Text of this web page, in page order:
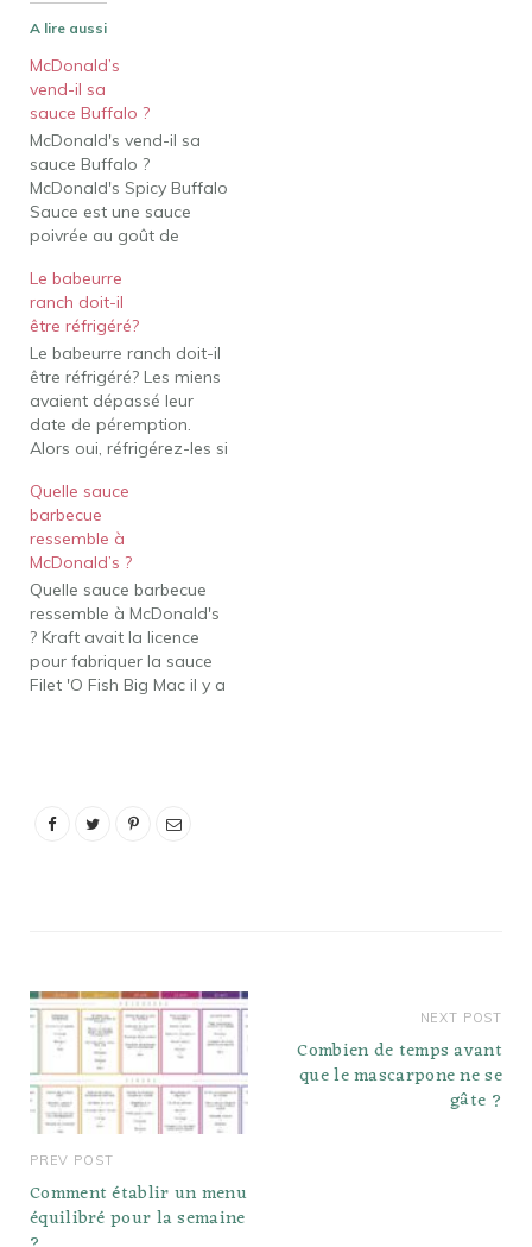
A lire aussi
McDonald’s
vend-il sa
sauce Buffalo ?
McDonald's vend-il sa
sauce Buffalo ?
McDonald's Spicy Buffalo
Sauce est une sauce
poivrée au goût de
Avec une chaleur de
bâtiment, cette trempette
McDonald's a la quantité
parfaite d'épices pour
compléter vos
McNuggets de poulet
McDonald's ! McDonald's
Spicy Buffalo Sauce est
Le babeurre
ranch doit-il
être réfrigéré?
Le babeurre ranch doit-il
être réfrigéré? Les miens
avaient dépassé leur
date de péremption.
Alors oui, réfrigérez-les si
vinaigrette périmée soit
froide. Est-ce que la
vinaigrette tourne mal
Combien de temps peut-
on conserver un ranch au
babeurre fait maison ?
Remarque : Le
pansement se conserve…
Quelle sauce
barbecue
ressemble à
McDonald’s ?
Quelle sauce barbecue
ressemble à McDonald's
? Kraft avait la licence
pour fabriquer la sauce
Filet 'O Fish Big Mac il y a
McDonald's. Chicken 'N
PREV POST
Comment établir un menu
équilibré pour la semaine
NEXT POST
Combien de temps avant
que le mascarpone ne se
gâte ?